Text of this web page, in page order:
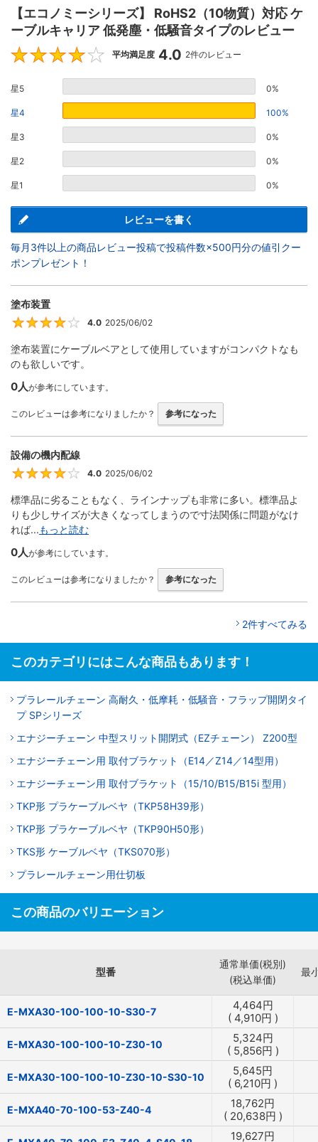
【エコノミーシリーズ】 RoHS2（10物質）対応 ケ
ーブルキャリア 低発塵・低騒音タイプのレビュー
4
平均満足度 4.0 2件のレビュー
星5 0%
星4 100%
星3 0%
星2 0%
星1 0%
レビューを書く
毎月3件以上の商品レビュー投稿で投稿件数×500円分の値引クー
ポンプレゼント！
塗布装置
4
4.0 2025/06/02
塗布装置にケーブルベアとして使用していますがコンパクトなも
のも欲しいです。
0人が参考にしています。
このレビューは参考になりましたか？ 参考になった
設備の機内配線
4
4.0 2025/06/02
標準品に劣ることもなく、ラインナップも非常に多い。標準品よ
りも少しサイズが大きくなってしまうので寸法関係に問題がなけ
れば...もっと読む
0人が参考にしています。
このレビューは参考になりましたか？ 参考になった
2件すべてみる
このカテゴリにはこんな商品もあります！
プラレールチェーン 高耐久・低摩耗・低騒音・フラップ開閉タイ
プ SPシリーズ
エナジーチェーン 中型スリット開閉式（EZチェーン） Z200型
エナジーチェーン用 取付ブラケット（E14／Z14／14型用）
エナジーチェーン用 取付ブラケット（15/10/B15/B15i 型用）
TKP形 プラケーブルベヤ（TKP58H39形）
TKP形 プラケーブルベヤ（TKP90H50形）
TKS形 ケーブルベヤ（TKS070形）
プラレールチェーン用仕切板
この商品のバリエーション
型番
通常単価(税別)
(税込単価)
最
E-MXA30-100-100-10-S30-7 4,464円
( 4,910円 )
E-MXA30-100-100-10-Z30-10 5,324円
( 5,856円 )
E-MXA30-100-100-10-Z30-10-S30-10 5,645円
( 6,210円 )
E-MXA40-70-100-53-Z40-4 18,762円
( 20,638円 )
19,627円